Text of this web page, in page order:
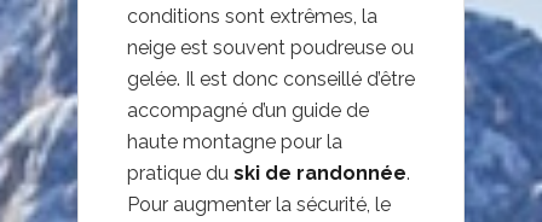
conditions sont extrêmes, la
neige est souvent poudreuse ou
gelée. Il est donc conseillé d’être
accompagné d’un guide de
haute montagne pour la
pratique du ski de randonnée.
Pour augmenter la sécurité, le